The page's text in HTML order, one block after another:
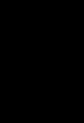
o que envolve e
análise SWOT,
e pontos fortes
quanto da